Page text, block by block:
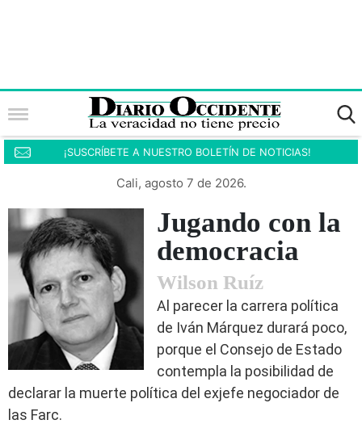
¡SUSCRÍBETE A NUESTRO BOLETÍN DE NOTICIAS!
Cali, agosto 7 de 2026.
Jugando con la
democracia
Wilson Ruíz
Al parecer la carrera política
de Iván Márquez durará poco,
porque el Consejo de Estado
contempla la posibilidad de
declarar la muerte política del exjefe negociador de
las Farc.